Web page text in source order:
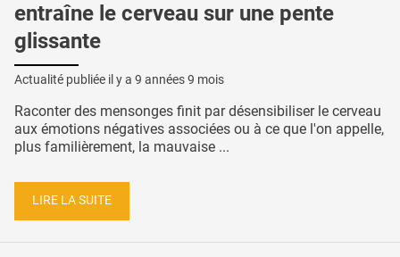
entraîne le cerveau sur une pente
glissante
Actualité publiée il y a 9 années 9 mois
Raconter des mensonges finit par désensibiliser le cerveau
aux émotions négatives associées ou à ce que l'on appelle,
plus familièrement, la mauvaise ...
LIRE LA SUITE